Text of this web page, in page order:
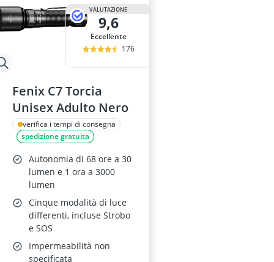
VALUTAZIONE
9,6
Eccellente
176
Fenix C7 Torcia
Unisex Adulto Nero
verifica i tempi di consegna
spedizione gratuita
Autonomia di 68 ore a 30
lumen e 1 ora a 3000
lumen
Cinque modalità di luce
differenti, incluse Strobo
e SOS
Impermeabilità non
specificata